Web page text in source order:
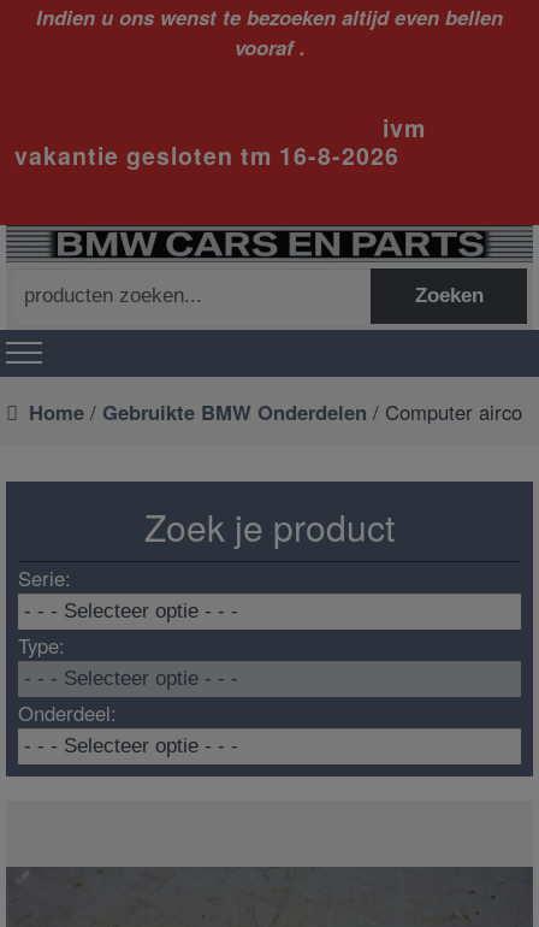
Indien u ons wenst te bezoeken altijd even bellen
vooraf .
ivm
vakantie gesloten tm 16-8-2026
naar:
Zoeken
Home / Gebruikte BMW Onderdelen / Computer airco
Zoek je product
Serie:
Type:
Onderdeel: